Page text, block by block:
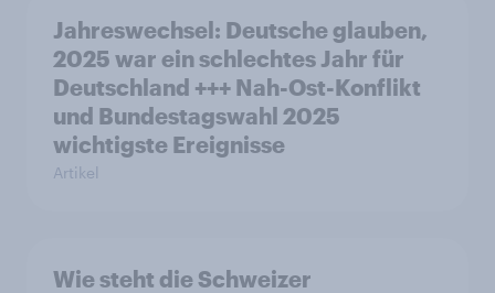
Jahreswechsel: Deutsche glauben,
2025 war ein schlechtes Jahr für
Deutschland +++ Nah-Ost-Konflikt
und Bundestagswahl 2025
wichtigste Ereignisse
Artikel
Wie steht die Schweizer